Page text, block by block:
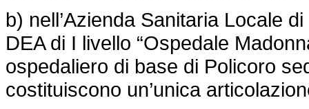
b) nell’Azienda Sanitaria Locale
DEA di I livello “Ospedale
ospedaliero di base di Policoro
costituiscono un’unica